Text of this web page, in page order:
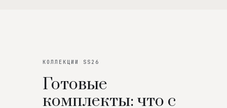
КОЛЛЕКЦИИ SS26
Готовые
комплекты: что с